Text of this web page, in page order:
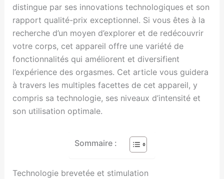
distingue par ses innovations technologiques et son
rapport qualité-prix exceptionnel. Si vous êtes à la
recherche d’un moyen d’explorer et de redécouvrir
votre corps, cet appareil offre une variété de
fonctionnalités qui améliorent et diversifient
l’expérience des orgasmes. Cet article vous guidera
à travers les multiples facettes de cet appareil, y
compris sa technologie, ses niveaux d’intensité et
son utilisation optimale.
Sommaire :
Technologie brevetée et stimulation